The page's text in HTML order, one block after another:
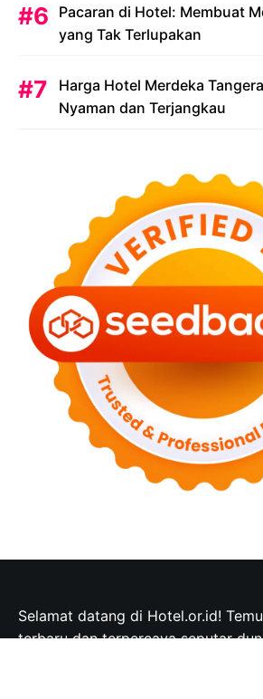
Pacaran di Hotel: Membuat
yang Tak Terlupakan
Harga Hotel Merdeka
Nyaman dan Terjangkau
Selamat datang di Hotel.or.id!
terbaru dan terpercaya seputar